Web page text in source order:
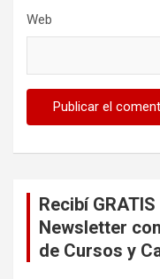
Web
Recibí
Newsletter
de Cursos y